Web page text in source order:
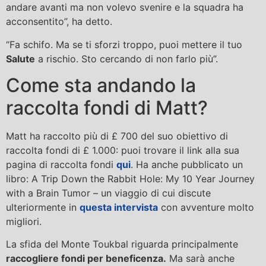
andare avanti ma non volevo svenire e la squadra ha
acconsentito”, ha detto.
“Fa schifo. Ma se ti sforzi troppo, puoi mettere il tuo
Salute a rischio. Sto cercando di non farlo più”.
Come sta andando la
raccolta fondi di Matt?
Matt ha raccolto più di £ 700 del suo obiettivo di
raccolta fondi di £ 1.000: puoi trovare il link alla sua
pagina di raccolta fondi qui. Ha anche pubblicato un
libro: A Trip Down the Rabbit Hole: My 10 Year Journey
with a Brain Tumor – un viaggio di cui discute
ulteriormente in questa intervista con avventure molto
migliori.
La sfida del Monte Toukbal riguarda principalmente
raccogliere fondi per beneficenza. Ma sarà anche